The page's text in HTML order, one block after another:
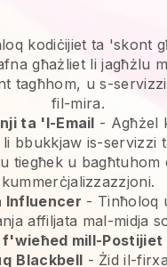
kodiċijiet ta 'skont
għażliet li jagħżlu
tagħhom, u s-
fil-mira.
ta 'l-Email - Agħżel
bbukkjaw is-servizzi
tiegħek u bagħtuhom
kummerċjalizzazzjoni.
Influencer - Tinħoloq
affiljata mal-midja
f'wieħed mill-Postijiet
Blackbell - Żid il-